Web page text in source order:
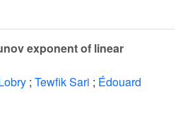
exponent of linear
; Tewfik Sari ; Édouard